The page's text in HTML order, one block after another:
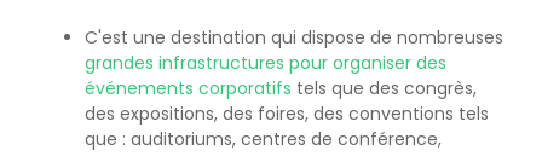
C'est une destination qui dispose de nombreuses
grandes infrastructures pour organiser des
événements corporatifs tels que des congrès,
des expositions, des foires, des conventions tels
que : auditoriums, centres de conférence,